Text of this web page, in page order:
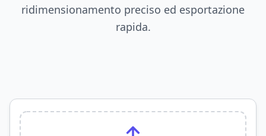
ridimensionamento preciso ed esportazione
rapida.